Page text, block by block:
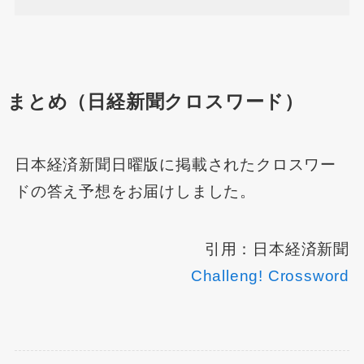
まとめ（日経新聞クロスワード）
日本経済新聞日曜版に掲載されたクロスワー
ドの答え予想をお届けしました。
引用：日本経済新聞
Challeng! Crossword